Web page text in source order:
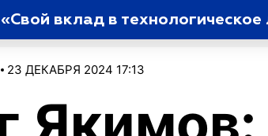
вклад в
23 ДЕКАБРЯ 2024 17:13